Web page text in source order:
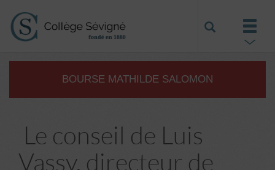
BOURSE MATHILDE SALOMON
Le conseil de Luis
Vassy, directeur de